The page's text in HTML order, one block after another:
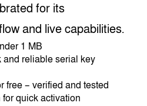
for its
and live capabilities.
1 MB
and reliable serial key
free – verified and tested
quick activation